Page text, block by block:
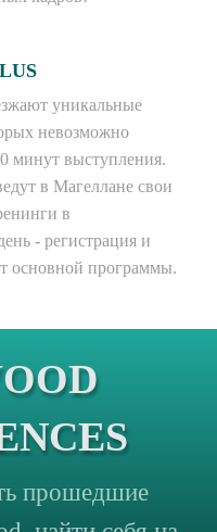
уникальные
невозможно
минут выступления.
в Магеллане свои
в
- регистрация и
основной программы.
прошедшие